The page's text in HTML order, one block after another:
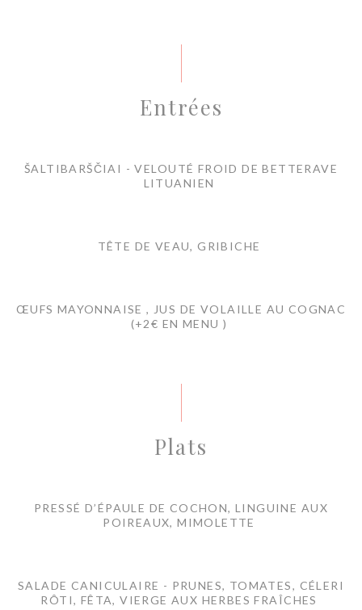
Entrées
ŠALTIBARŠČIAI - VELOUTÉ FROID DE BETTERAVE
LITUANIEN
TÊTE DE VEAU, GRIBICHE
ŒUFS MAYONNAISE , JUS DE VOLAILLE AU COGNAC
(+2€ EN MENU )
Plats
PRESSÉ D’ÉPAULE DE COCHON, LINGUINE AUX
POIREAUX, MIMOLETTE
SALADE CANICULAIRE - PRUNES, TOMATES, CÉLERI
RÔTI, FÊTA, VIERGE AUX HERBES FRAÎCHES